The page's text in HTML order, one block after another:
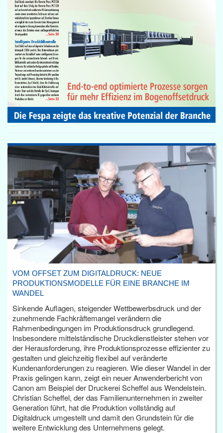
VOM OFFSET ZUM DIGITALDRUCK: NEUE
PRODUKTIONSMODELLE FÜR EINE BRANCHE IM
WANDEL
Sinkende Auflagen, steigender Wettbewerbsdruck und der
zunehmende Fachkräftemangel verändern die
Rahmenbedingungen im Produktionsdruck grundlegend.
Insbesondere mittelständische Druckdienstleister stehen vor
der Herausforderung, ihre Produktionsprozesse effizienter zu
gestalten und gleichzeitig flexibel auf veränderte
Kundenanforderungen zu reagieren. Wie dieser Wandel in der
Praxis gelingen kann, zeigt ein neuer Anwenderbericht von
Canon am Beispiel der Druckerei Scheffel aus Wendelstein.
Christian Scheffel, der das Familienunternehmen in zweiter
Generation führt, hat die Produktion vollständig auf
Digitaldruck umgestellt und damit den Grundstein für die
weitere Entwicklung des Unternehmens gelegt.